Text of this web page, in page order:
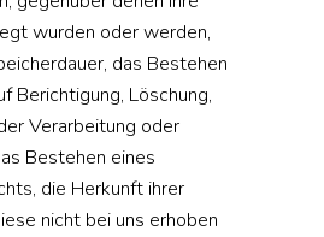
wurden oder werden,
das Bestehen
Berichtigung, Löschung,
Verarbeitung oder
Bestehen eines
die Herkunft ihrer
nicht bei uns erhoben